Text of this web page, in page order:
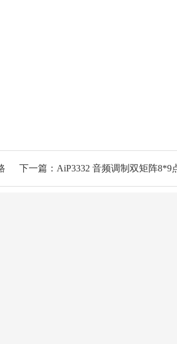
下一篇：AiP3332 音频调制双矩阵8*9